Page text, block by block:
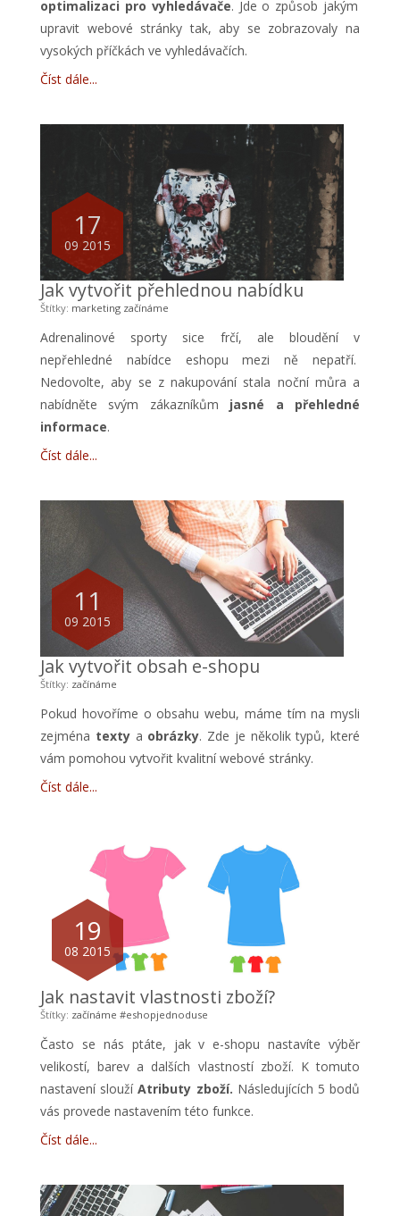
optimalizaci pro vyhledávače. Jde o způsob jakým
upravit webové stránky tak, aby se zobrazovaly na
vysokých příčkách ve vyhledávačích.
Číst dále
17
09 2015
Jak vytvořit přehlednou nabídku
Štítky: marketing začínáme
Adrenalinové sporty sice frčí, ale bloudění v
nepřehledné nabídce eshopu mezi ně nepatří.
Nedovolte, aby se z nakupování stala noční můra a
nabídněte svým zákazníkům jasné a přehledné
informace.
Číst dále
11
09 2015
Jak vytvořit obsah e-shopu
Štítky: začínáme
Pokud hovoříme o obsahu webu, máme tím na mysli
zejména textya obrázky. Zde je několik typů, které
vám pomohou vytvořit kvalitní webové stránky.
Číst dále
19
08 2015
Jak nastavit vlastnosti zboží?
Štítky: začínáme #eshopjednoduse
Často se nás ptáte, jak v e-shopu nastavíte výběr
velikostí, barev a dalších vlastností zboží. K tomuto
nastavení sloužíAtributy zboží. Následujících 5 bodů
vás provede nastavením této funkce.
Číst dále